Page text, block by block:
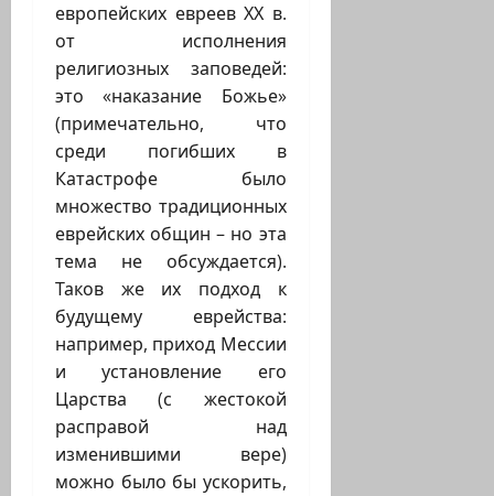
европейских евреев ХХ в.
от исполнения
религиозных заповедей:
это «наказание Божье»
(примечательно, что
среди погибших в
Катастрофе было
множество традиционных
еврейских общин – но эта
тема не обсуждается).
Таков же их подход к
будущему еврейства:
например, приход Мессии
и установление его
Царства (с жестокой
расправой над
изменившими вере)
можно было бы ускорить,